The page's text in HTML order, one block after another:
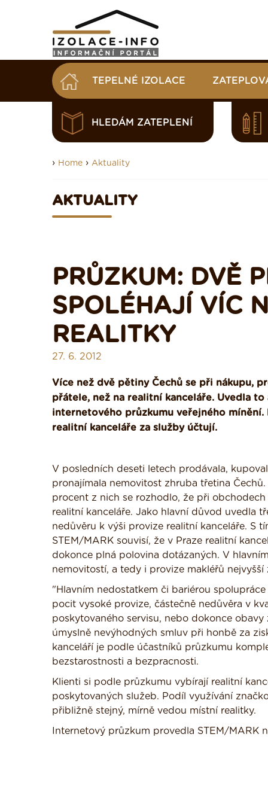
TEPELNÉ IZOLACE
HLEDÁM ZATEPLENÍ
› Home › Aktuality
AKTUALITY
PRŮZKUM: DVĚ
SPOLÉHAJÍ VÍC
REALITKY
27. 6. 2012
Více než dvě pětiny Čechů se při nákupu,
přátele, než na realitní kanceláře. Uvedla to
internetového průzkumu veřejného
realitní kanceláře za služby účtují.
V posledních deseti letech prodávala,
pronajímala nemovitost zhruba třetina Čechů.
procent z nich se rozhodlo, že při obchodech
realitní kanceláře. Jako hlavní důvod uvedla
nedůvěru k výši provize realitní kanceláře. S
STEM/MARK souvisí, že v Praze realitní
dokonce plná polovina dotázaných. V
nemovitostí, a tedy i provize makléřů nejvyšší
"Hlavním nedostatkem či bariérou spolupráce
pocit vysoké provize, částečně nedůvěra v
poskytovaného servisu, nebo dokonce
úmyslně nevýhodných smluv při honbě za
kanceláří je podle účastníků průzkumu
bezstarostnosti a bezpracnosti.
Klienti si podle průzkumu vybírají realitní
poskytovaných služeb. Podíl využívání
přibližně stejný, mírně vedou místní realitky.
Internetový průzkum provedla STEM/MARK